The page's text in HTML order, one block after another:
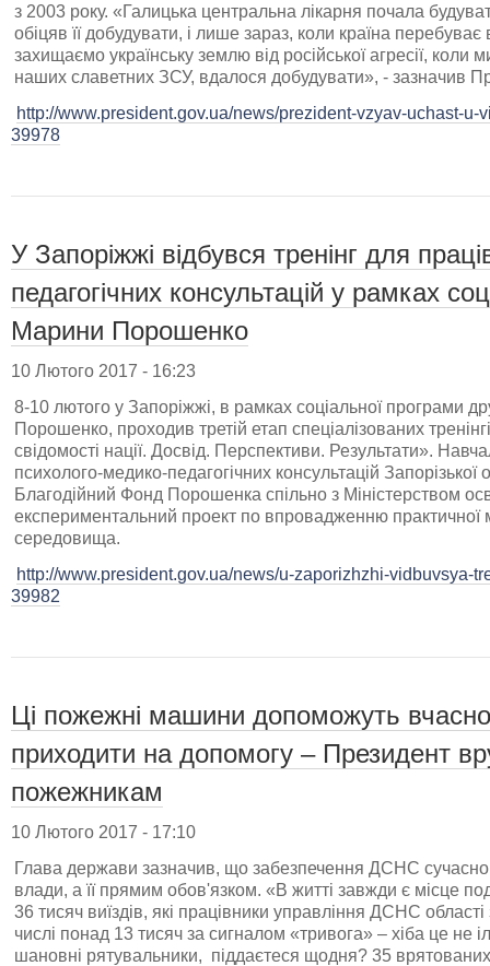
з 2003 року. «Галицька центральна лікарня почала
обіцяв її добудувати, і лише зараз, коли країна
захищаємо українську землю від російської агресії,
наших славетних ЗСУ, вдалося добудувати», - зазначив
http://www.president.gov.ua/news/prezident-vzyav-uchast-
39978
​У Запоріжжі відбувся тренінг для
педагогічних консультацій у рамках
Марини Порошенко
10 Лютого 2017 - 16:23
8-10 лютого у Запоріжжі, в рамках соціальної програми
Порошенко, проходив третій етап спеціалізованих
свідомості нації. Досвід. Перспективи. Результати».
психолого-медико-педагогічних консультацій
Благодійний Фонд Порошенка спільно з Міністерством
експериментальний проект по впровадженню практичної
середовища.
http://www.president.gov.ua/news/u-zaporizhzhi-vidbuvsya-
39982
Ці пожежні машини допоможуть вчасно
приходити на допомогу – Президент
пожежникам
10 Лютого 2017 - 17:10
Глава держави зазначив, що забезпечення ДСНС
влади, а її прямим обов'язком. «В житті завжди є місце
36 тисяч виїздів, які працівники управління ДСНС
числі понад 13 тисяч за сигналом «тривога» – хіба це не
шановні рятувальники, піддаєтеся щодня? 35